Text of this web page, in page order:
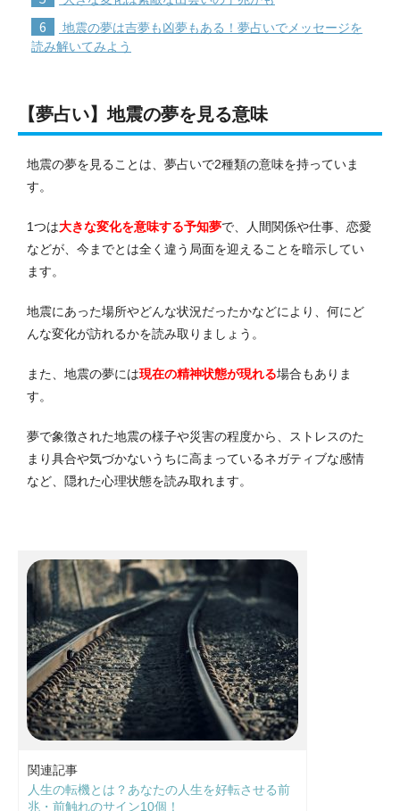
6
地震の夢は吉夢も凶夢もある！夢占いでメッセージを
読み解いてみよう
【夢占い】地震の夢を見る意味
地震の夢を見ることは、夢占いで2種類の意味を持っていま
す。
1つは大きな変化を意味する予知夢で、人間関係や仕事、恋愛
などが、今までとは全く違う局面を迎えることを暗示してい
ます。
地震にあった場所やどんな状況だったかなどにより、何にど
んな変化が訪れるかを読み取りましょう。
また、地震の夢には現在の精神状態が現れる場合もありま
す。
夢で象徴された地震の様子や災害の程度から、ストレスのた
まり具合や気づかないうちに高まっているネガティブな感情
など、隠れた心理状態を読み取れます。
関連記事
人生の転機とは？あなたの人生を好転させる前
兆・前触れのサイン10個！